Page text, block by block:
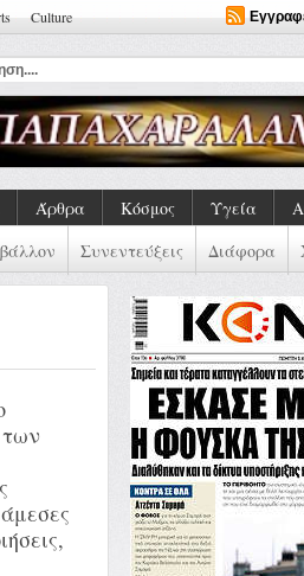
Culture
Άρθρα Κόσμος Υγεία
Συνεντεύξεις Διάφορα